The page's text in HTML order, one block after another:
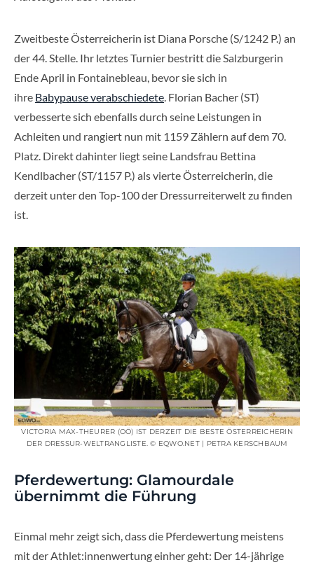
Zweitbeste Österreicherin ist Diana Porsche (S/1242 P.) an
der 44. Stelle. Ihr letztes Turnier bestritt die Salzburgerin
Ende April in Fontainebleau, bevor sie sich in
ihre Babypause verabschiedete. Florian Bacher (ST)
verbesserte sich ebenfalls durch seine Leistungen in
Achleiten und rangiert nun mit 1159 Zählern auf dem 70.
Platz. Direkt dahinter liegt seine Landsfrau Bettina
Kendlbacher (ST/1157 P.) als vierte Österreicherin, die
derzeit unter den Top-100 der Dressurreiterwelt zu finden
ist.
VICTORIA MAX-THEURER (OÖ) IST DERZEIT DIE BESTE ÖSTERREICHERIN
DER DRESSUR-WELTRANGLISTE. © EQWO.NET | PETRA KERSCHBAUM
Pferdewertung: Glamourdale
übernimmt die Führung
Einmal mehr zeigt sich, dass die Pferdewertung meistens
mit der Athlet:innenwertung einher geht: Der 14-jährige